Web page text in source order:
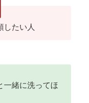
したい人
一緒に洗ってほ